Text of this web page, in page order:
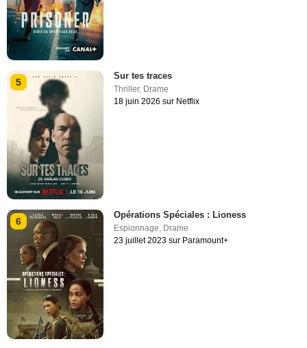
5
Sur tes traces
Thriller, Drame
18 juin 2026 sur Netflix
6
Opérations Spéciales : Lioness
Espionnage, Drame
23 juillet 2023 sur Paramount+